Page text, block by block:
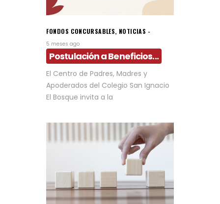
FONDOS CONCURSABLES, NOTICIAS
5 meses ago
Postulación a Beneficios...
El Centro de Padres, Madres y
Apoderados del Colegio San Ignacio
El Bosque invita a la